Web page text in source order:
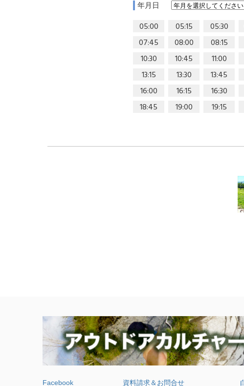
年月日
05:00 05:15 05:30
07:45
08:00 08:15
10:30
10:45 11:00
13:15
13:30 13:45
16:00
16:15 16:30
18:45
19:00 19:15